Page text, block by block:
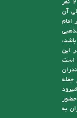
داخلی
است (
این
رقم می دانند) ضمن اینکه دارای حداقل 2000 نفر
آن
امام
این
متر ۳ جاده هراز. بعد از شهرک صنعتی